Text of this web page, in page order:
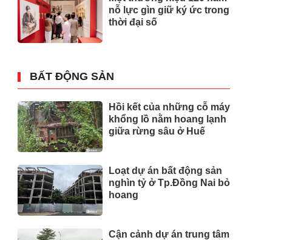
nỗ lực gìn giữ ký ức trong
thời đại số
BẤT ĐỘNG SẢN
Hồi kết của những cỗ máy
khổng lồ nằm hoang lạnh
giữa rừng sâu ở Huế
Loạt dự án bất động sản
nghìn tỷ ở Tp.Đồng Nai bỏ
hoang
Cận cảnh dự án trung tâm